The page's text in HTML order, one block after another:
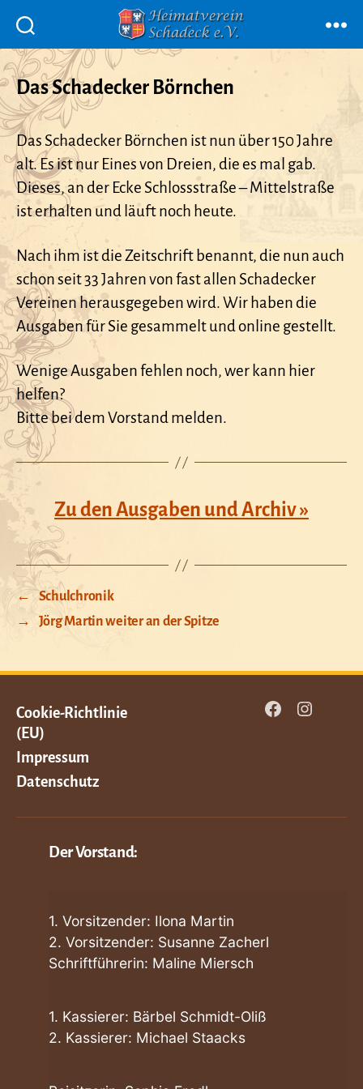
Heimatverein
Schadeck
e.V.
Das Schadecker Börnchen
Das Schadecker Börnchen ist nun über 150 Jahre
alt. Es ist nur Eines von Dreien, die es mal gab.
Dieses, an der Ecke Schlossstraße – Mittelstraße
ist erhalten und läuft noch heute.
Nach ihm ist die Zeitschrift benannt, die nun auch
schon seit 33 Jahren von fast allen Schadecker
Vereinen herausgegeben wird. Wir haben die
Ausgaben für Sie gesammelt und online gestellt.
Wenige Ausgaben fehlen noch, wer kann hier
helfen?
Bitte bei dem Vorstand melden.
Zu den Ausgaben und Archiv »
←
Schulchronik
→
Jörg Martin weiter an der Spitze
Cookie-Richtlinie
(EU)
Impressum
Datenschutz
FacebookInstagram
Der Vorstand:
1. Vorsitzender: Ilona Martin
2. Vorsitzender: Susanne Zacherl
Schriftführerin: Maline Miersch
1. Kassierer: Bärbel Schmidt-Oliß
2. Kassierer: Michael Staacks